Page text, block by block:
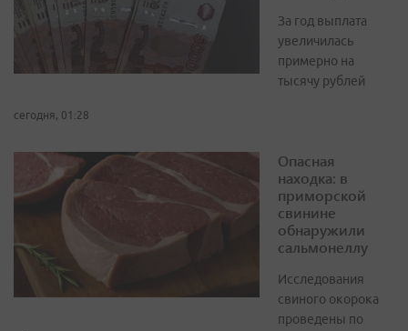
За год выплата
увеличилась
примерно на
тысячу рублей
сегодня, 01:28
Опасная
находка: в
приморской
свинине
обнаружили
сальмонеллу
Исследования
свиного окорока
проведены по